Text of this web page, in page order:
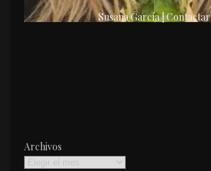
Susana García | Contactar
Archivos